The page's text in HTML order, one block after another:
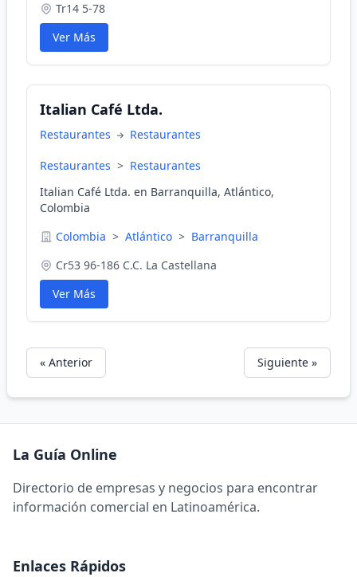
Tr14 5-78
Ver Más
Italian Café Ltda.
Restaurantes Restaurantes
Restaurantes > Restaurantes
Italian Café Ltda. en Barranquilla, Atlántico,
Colombia
Colombia > Atlántico > Barranquilla
Cr53 96-186 C.C. La Castellana
Ver Más
« Anterior Siguiente »
La Guía Online
Directorio de empresas y negocios para encontrar
información comercial en Latinoamérica.
Enlaces Rápidos